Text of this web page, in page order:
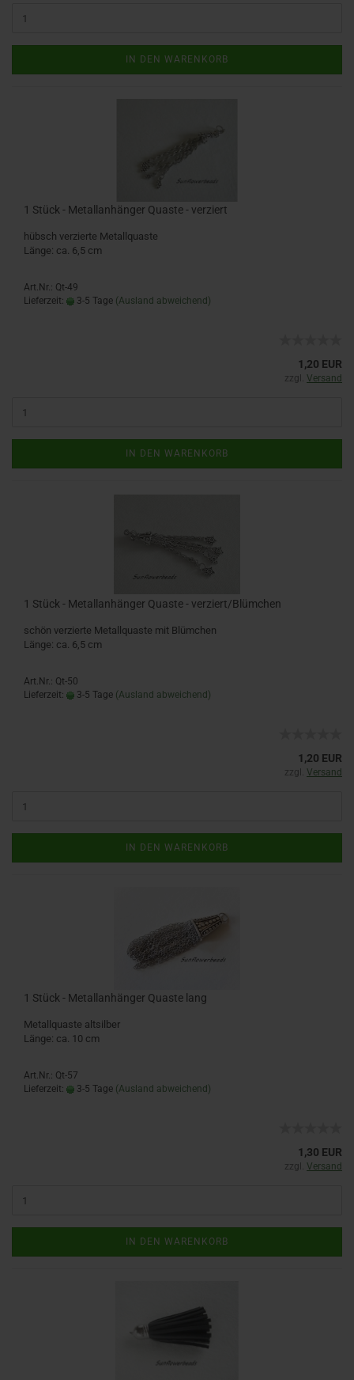
IN DEN WARENKORB
1 Stück - Metallanhänger Quaste - verziert
hübsch verzierte Metallquaste
Länge: ca. 6,5 cm
Art.Nr.: Qt-49
Lieferzeit:
3-5 Tage (Ausland abweichend)
1,20 EUR
zzgl. Versand
IN DEN WARENKORB
1 Stück - Metallanhänger Quaste - verziert/Blümchen
schön verzierte Metallquaste mit Blümchen
Länge: ca. 6,5 cm
Art.Nr.: Qt-50
Lieferzeit:
3-5 Tage (Ausland abweichend)
1,20 EUR
zzgl. Versand
IN DEN WARENKORB
1 Stück - Metallanhänger Quaste lang
Metallquaste altsilber
Länge: ca. 10 cm
Art.Nr.: Qt-57
Lieferzeit:
3-5 Tage (Ausland abweichend)
1,30 EUR
zzgl. Versand
IN DEN WARENKORB